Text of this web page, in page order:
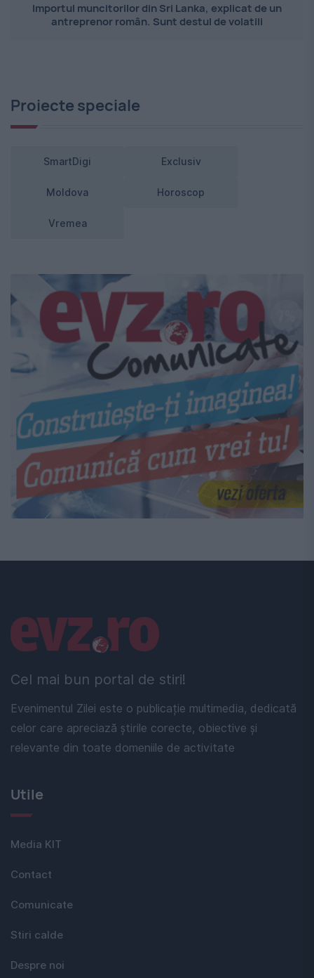
Importul muncitorilor din Sri Lanka, explicat de un
antreprenor român. Sunt destul de volatili
Proiecte speciale
SmartDigi Exclusiv
Moldova Horoscop
Vremea
Cel mai bun portal de stiri!
Evenimentul Zilei este o publicație multimedia, dedicată
celor care apreciază știrile corecte, obiective și
relevante din toate domeniile de activitate
Linkuri utile
Utile
Media KIT
Contact
Comunicate
Stiri calde
Despre noi